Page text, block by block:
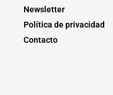
Newsletter
Política de privacidad
Contacto